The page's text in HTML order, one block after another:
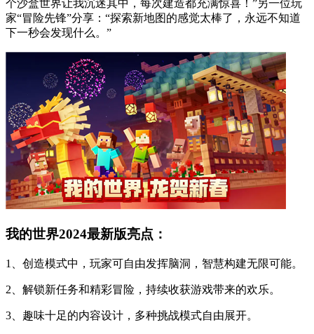
个沙盒世界让我沉迷其中，每次建造都充满惊喜！”另一位玩
家“冒险先锋”分享：“探索新地图的感觉太棒了，永远不知道
下一秒会发现什么。”
我的世界2024最新版亮点：
1、创造模式中，玩家可自由发挥脑洞，智慧构建无限可能。
2、解锁新任务和精彩冒险，持续收获游戏带来的欢乐。
3、趣味十足的内容设计，多种挑战模式自由展开。